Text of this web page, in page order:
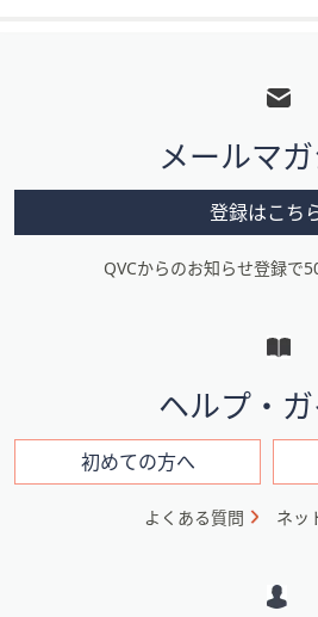
メ
ニ
ン
メールマ
登録はこち
QVCからのお知らせ登録で
ヘルプ・
初めての方へ
よくある質問 ネッ